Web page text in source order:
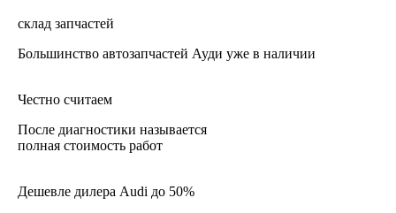
склад запчастей
Большинство автозапчастей Ауди уже в наличии
Честно считаем
После диагностики называется
полная стоимость работ
Дешевле дилера Audi до 50%